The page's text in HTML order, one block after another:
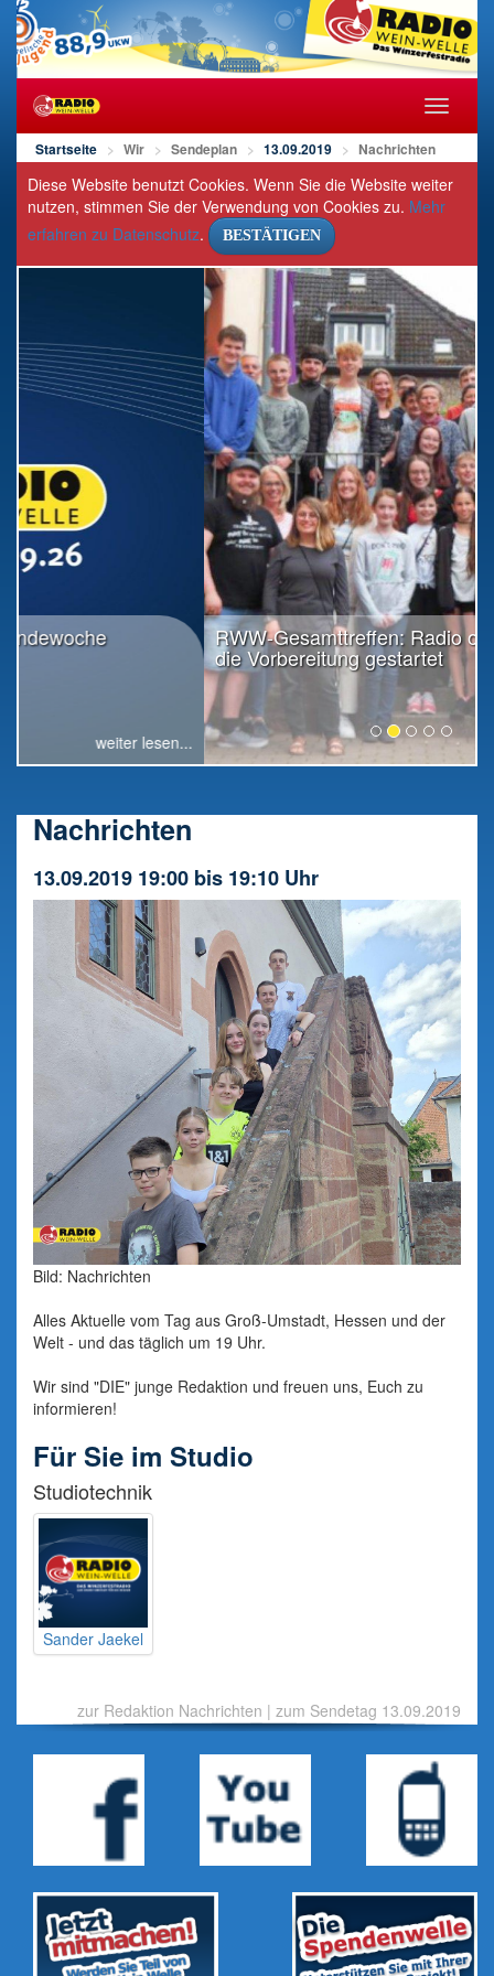
öffnen/
Startseite Wir Sendeplan 13.09.2019 Nachrichten
Diese Website benutzt Cookies. Wenn Sie die Website weiter
nutzen, stimmen Sie der Verwendung von Cookies zu. Mehr
erfahren zu Datenschutz. BESTÄTIGEN
RWW-Gesamttreffen: Radio offiziell in
die Vorbereitung gestartet
weiter lesen...
Nachrichten
13.09.2019 19:00 bis 19:10 Uhr
Bild: Nachrichten
Alles Aktuelle vom Tag aus Groß-Umstadt, Hessen und der
Welt - und das täglich um 19 Uhr.
Wir sind "DIE" junge Redaktion und freuen uns, Euch zu
informieren!
Für Sie im Studio
Studiotechnik
Sander Jaekel
zur Redaktion Nachrichten | zum Sendetag 13.09.2019